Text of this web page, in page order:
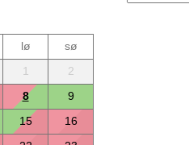
lø
sø
1
2
8
9
15
16